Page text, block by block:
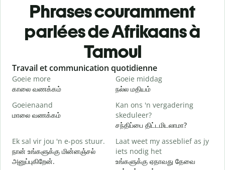
Phrases couramment
parlées de Afrikaans à
Tamoul
Slide 1 of 6
Travail et communication quotidienne
Goeie more
காலை வணக்கம்
Goeie middag
நல்ல மதியம்
Goeienaand
மாலை வணக்கம்
Kan ons 'n vergadering
skeduleer?
சந்திப்பை திட்டமிடலாமா?
Ek sal vir jou 'n e-pos stuur.
நான் உங்களுக்கு மின்னஞ்சல்
அனுப்புகிறேன்.
Laat weet my asseblief as jy
iets nodig het
உங்களுக்கு ஏதாவது தேவை